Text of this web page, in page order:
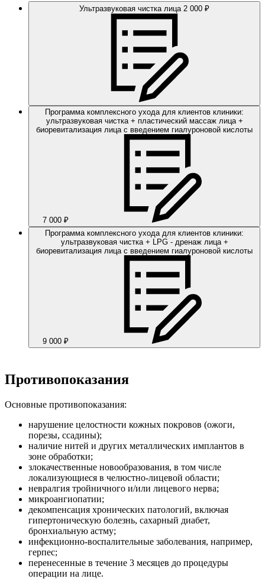
Ультразвуковая чистка лица 2 000 ₽
Программа комплексного ухода для клиентов клиники:
ультразвуковая чистка + пластический массаж лица +
биоревитализация лица с введением гиалуроновой кислоты
7 000 ₽
Программа комплексного ухода для клиентов клиники:
ультразвуковая чистка + LPG - дренаж лица +
биоревитализация лица с введением гиалуроновой кислоты
9 000 ₽
Противопоказания
Основные противопоказания:
нарушение целостности кожных покровов (ожоги,
порезы, ссадины);
наличие нитей и других металлических имплантов в
зоне обработки;
злокачественные новообразования, в том числе
локализующиеся в челюстно-лицевой области;
невралгия тройничного и/или лицевого нерва;
микроангиопатии;
декомпенсация хронических патологий, включая
гипертоническую болезнь, сахарный диабет,
бронхиальную астму;
инфекционно-воспалительные заболевания, например,
герпес;
перенесенные в течение 3 месяцев до процедуры
операции на лице.